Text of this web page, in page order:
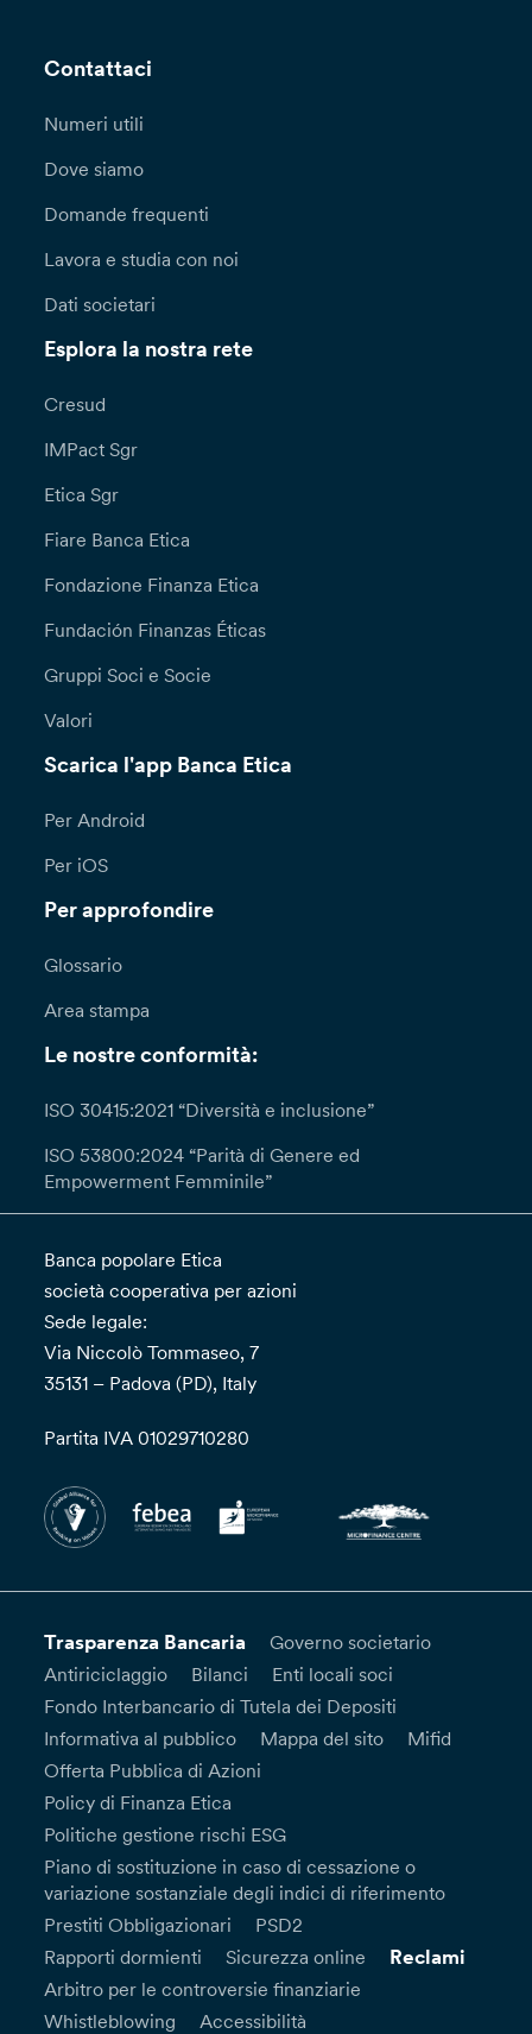
Contattaci
Numeri utili
Dove siamo
Domande frequenti
Lavora e studia con noi
Dati societari
Esplora la nostra rete
Cresud
IMPact Sgr
Etica Sgr
Fiare Banca Etica
Fondazione Finanza Etica
Fundación Finanzas Éticas
Gruppi Soci e Socie
Valori
Scarica l'app Banca Etica
Per Android
Per iOS
Per approfondire
Glossario
Area stampa
Le nostre conformità:
ISO 30415:2021 “Diversità e inclusione”
ISO 53800:2024 “Parità di Genere ed
Empowerment Femminile”
Banca popolare Etica
società cooperativa per azioni
Sede legale:
Via Niccolò Tommaseo, 7
35131 – Padova (PD), Italy
Partita IVA 01029710280
Trasparenza Bancaria
Governo societario
Antiriciclaggio
Bilanci
Enti locali soci
Fondo Interbancario di Tutela dei Depositi
Informativa al pubblico
Mappa del sito
Mifid
Offerta Pubblica di Azioni
Policy di Finanza Etica
Politiche gestione rischi ESG
Piano di sostituzione in caso di cessazione o
variazione sostanziale degli indici di riferimento
Prestiti Obbligazionari
PSD2
Rapporti dormienti
Sicurezza online Reclami
Arbitro per le controversie finanziarie
Whistleblowing
Accessibilità